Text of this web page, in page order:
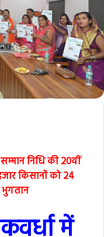
सम्मान निधि की 20वीं
किसानों को 24